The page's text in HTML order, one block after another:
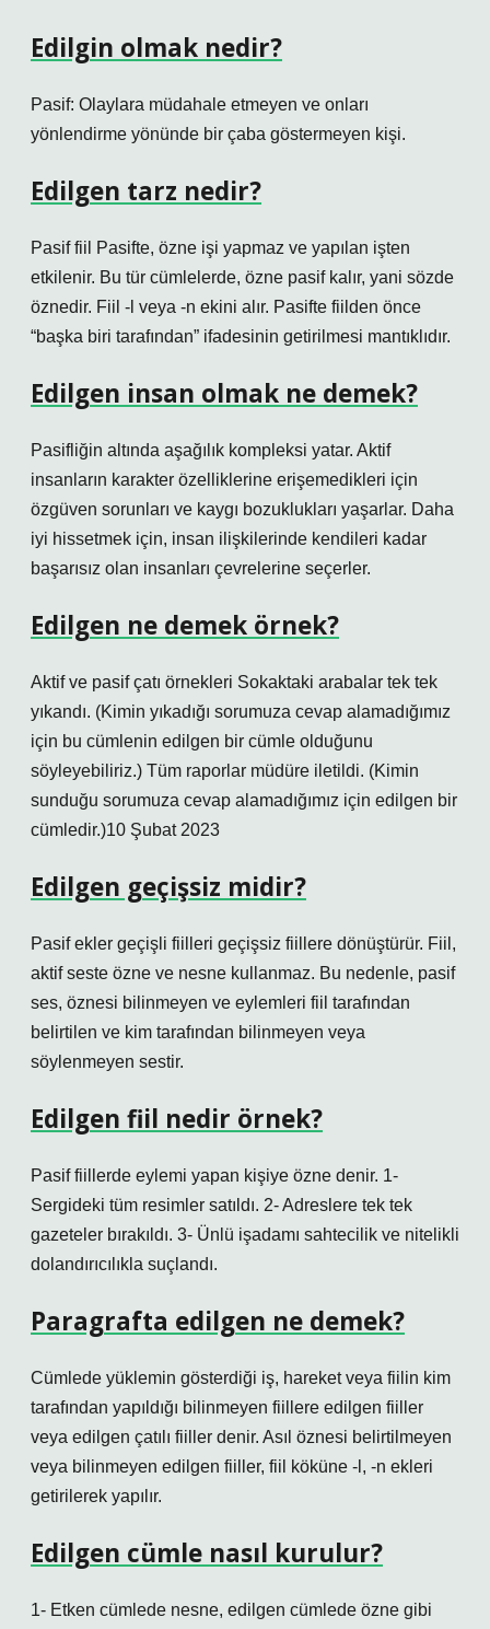
Edilgin olmak nedir?
Pasif: Olaylara müdahale etmeyen ve onları
yönlendirme yönünde bir çaba göstermeyen kişi.
Edilgen tarz nedir?
Pasif fiil Pasifte, özne işi yapmaz ve yapılan işten
etkilenir. Bu tür cümlelerde, özne pasif kalır, yani sözde
öznedir. Fiil -l veya -n ekini alır. Pasifte fiilden önce
“başka biri tarafından” ifadesinin getirilmesi mantıklıdır.
Edilgen insan olmak ne demek?
Pasifliğin altında aşağılık kompleksi yatar. Aktif
insanların karakter özelliklerine erişemedikleri için
özgüven sorunları ve kaygı bozuklukları yaşarlar. Daha
iyi hissetmek için, insan ilişkilerinde kendileri kadar
başarısız olan insanları çevrelerine seçerler.
Edilgen ne demek örnek?
Aktif ve pasif çatı örnekleri Sokaktaki arabalar tek tek
yıkandı. (Kimin yıkadığı sorumuza cevap alamadığımız
için bu cümlenin edilgen bir cümle olduğunu
söyleyebiliriz.) Tüm raporlar müdüre iletildi. (Kimin
sunduğu sorumuza cevap alamadığımız için edilgen bir
cümledir.)10 Şubat 2023
Edilgen geçişsiz midir?
Pasif ekler geçişli fiilleri geçişsiz fiillere dönüştürür. Fiil,
aktif seste özne ve nesne kullanmaz. Bu nedenle, pasif
ses, öznesi bilinmeyen ve eylemleri fiil tarafından
belirtilen ve kim tarafından bilinmeyen veya
söylenmeyen sestir.
Edilgen fiil nedir örnek?
Pasif fiillerde eylemi yapan kişiye özne denir. 1-
Sergideki tüm resimler satıldı. 2- Adreslere tek tek
gazeteler bırakıldı. 3- Ünlü işadamı sahtecilik ve nitelikli
dolandırıcılıkla suçlandı.
Paragrafta edilgen ne demek?
Cümlede yüklemin gösterdiği iş, hareket veya fiilin kim
tarafından yapıldığı bilinmeyen fiillere edilgen fiiller
veya edilgen çatılı fiiller denir. Asıl öznesi belirtilmeyen
veya bilinmeyen edilgen fiiller, fiil köküne -l, -n ekleri
getirilerek yapılır.
Edilgen cümle nasıl kurulur?
1- Etken cümlede nesne, edilgen cümlede özne gibi